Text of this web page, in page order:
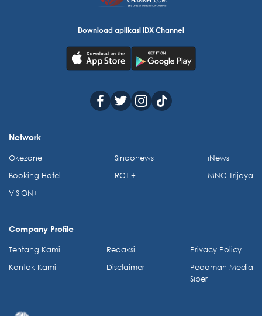
Download aplikasi IDX Channel
Network
Okezone
Booking Hotel
VISION+
Sindonews
RCTI+
iNews
MNC Trijaya
Company Profile
Tentang Kami
Kontak Kami
Redaksi
Disclaimer
Privacy Policy
Pedoman Media
Siber